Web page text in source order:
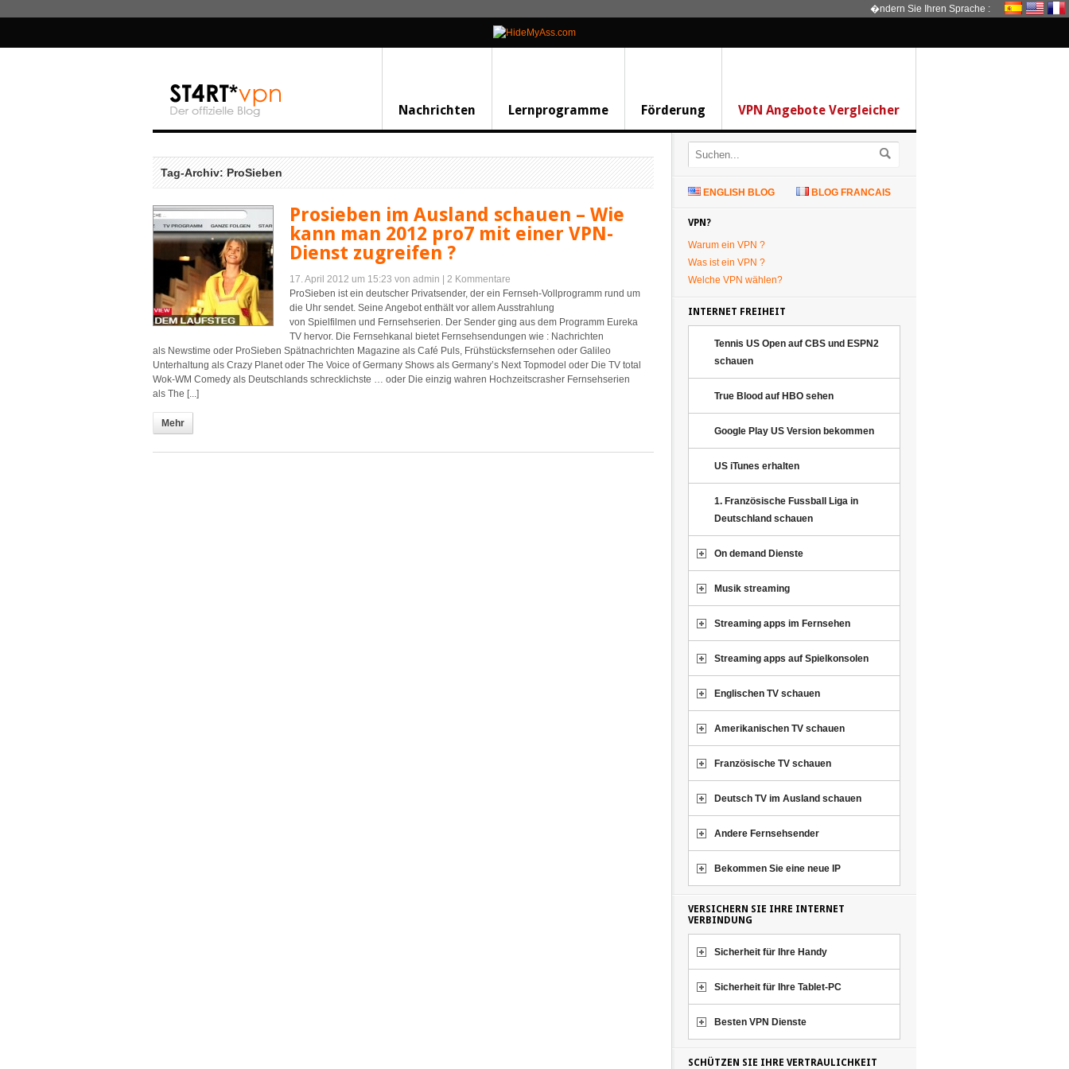
�ndern Sie Ihren Sprache :
Nachrichten Lernprogramme Förderung VPN Angebote Vergleicher
Tag-Archiv: ProSieben
Prosieben im Ausland schauen – Wie
kann man 2012 pro7 mit einer VPN-
Dienst zugreifen ?
17. April 2012 um 15:23 von admin
2 Kommentare
ProSieben ist ein deutscher Privatsender, der ein Fernseh-Vollprogramm rund um
die Uhr sendet. Seine Angebot enthält vor allem Ausstrahlung
von Spielfilmen und Fernsehserien. Der Sender ging aus dem Programm Eureka
TV hervor. Die Fernsehkanal bietet Fernsehsendungen wie : Nachrichten
als Newstime oder ProSieben Spätnachrichten Magazine als Café Puls, Frühstücksfernsehen oder Galileo
Unterhaltung als Crazy Planet oder The Voice of Germany Shows als Germany’s Next Topmodel oder Die TV total
Wok-WM Comedy als Deutschlands schrecklichste … oder Die einzig wahren Hochzeitscrasher Fernsehserien
als The [...]
Mehr
ENGLISH BLOG BLOG FRANCAIS
VPN?
Warum ein VPN ?
Was ist ein VPN ?
Welche VPN wählen?
INTERNET FREIHEIT
Tennis US Open auf CBS und ESPN2
schauen
True Blood auf HBO sehen
Google Play US Version bekommen
US iTunes erhalten
1. Französische Fussball Liga in
Deutschland schauen
On demand Dienste
Musik streaming
Streaming apps im Fernsehen
Streaming apps auf Spielkonsolen
Englischen TV schauen
Amerikanischen TV schauen
Französische TV schauen
Deutsch TV im Ausland schauen
Andere Fernsehsender
Bekommen Sie eine neue IP
VERSICHERN SIE IHRE INTERNET
VERBINDUNG
Sicherheit für Ihre Handy
Sicherheit für Ihre Tablet-PC
Besten VPN Dienste
SCHÜTZEN SIE IHRE VERTRAULICHKEIT